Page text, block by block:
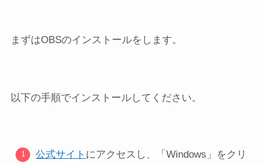
まずはOBSのインストールをします。
以下の手順でインストールしてください。
公式サイト にアクセスし、「Windows」をクリ